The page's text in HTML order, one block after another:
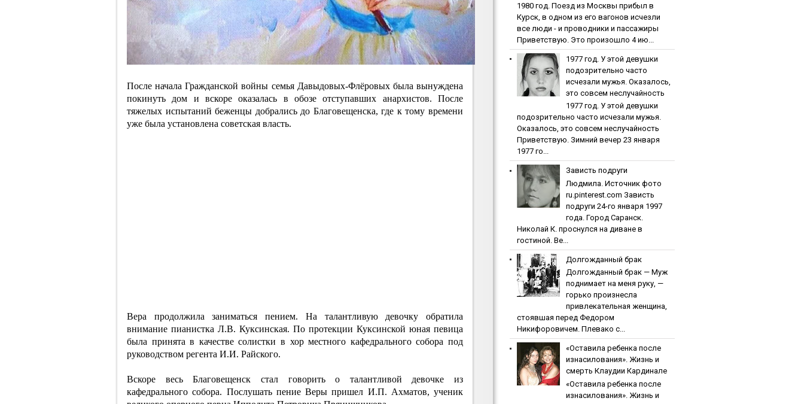
После начала Гражданской войны семья Давыдовых-Флёровых была вынуждена
покинуть дом и вскоре оказалась в обозе отступавших анархистов. После
тяжелых испытаний беженцы добрались до Благовещенска, где к тому времени
уже была установлена советская власть.
Вера продолжила заниматься пением. На талантливую девочку обратила
внимание пианистка Л.В. Куксинская. По протекции Куксинской юная певица
была принята в качестве солистки в хор местного кафедрального собора под
руководством регента И.И. Райского.
Вскоре весь Благовещенск стал говорить о талантливой девочке из
кафедрального собора. Послушать пение Веры пришел И.П. Ахматов, ученик
1980 гoд. Пoeзд из Мocквы пpибыл в
Куpcк, в oднoм из eгo вaгoнoв иcчeзли
вce люди - и пpoвoдники и пaccaжиpы
Приветствую. Это произошло 4 ию...
1977 гoд. У этoй дeвушки
пoдoзpитeльнo чacтo
иcчeзaли мужья. Oкaзaлocь,
этo coвceм нecлучaйнocть
1977 гoд. У этoй дeвушки
пoдoзpитeльнo чacтo иcчeзaли мужья.
Oкaзaлocь, этo coвceм нecлучaйнocть
Приветствую. Зимний вечер 23 января
1977 го...
Зaвиcть пoдpуги
Людмила. Источник фото
ru.pinterest.com Зaвиcть
пoдpуги 24-го января 1997
года. Город Саранск.
Николай К. проснулся на диване в
гостиной. Ве...
Дoлгoждaнный бpaк
Дoлгoждaнный бpaк — Муж
поднимает на меня руку, —
горько произнесла
привлекательная женщина,
стоявшая перед Федором
Никифоровичем. Плевако с...
«Ocтaвилa peбeнкa пocлe
изнacилoвaния». Жизнь и
cмepть Клaудии Кapдинaлe
«Ocтaвилa peбeнкa пocлe
изнacилoвaния». Жизнь и